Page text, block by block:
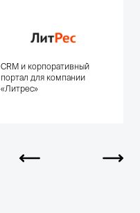
CRM и корпоративный
портал для компании
«Литрес»